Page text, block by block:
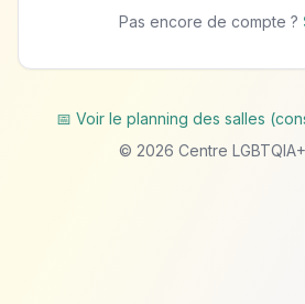
Pas encore de compte ?
📅 Voir le planning des salles
© 2026 Centre